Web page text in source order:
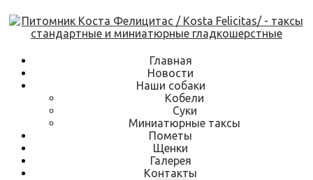
Skip
to
content
Главная
Новости
Наши собаки
Кобели
Суки
Миниатюрные таксы
Пометы
Щенки
Галерея
Контакты